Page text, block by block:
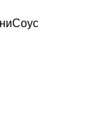
Соус